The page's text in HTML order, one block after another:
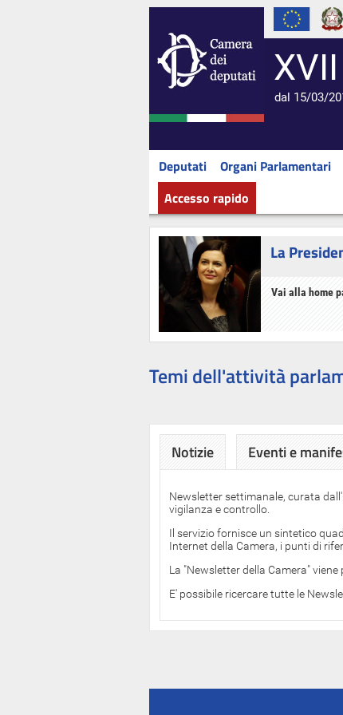
dal 15/03/
Deputati Organi Parlamentari
Accesso rapido
La
Vai alla home
Temi dell'attività
Notizie Eventi e
Newsletter settimanale, curata
vigilanza e controllo.
Il servizio fornisce un sintetico
Internet della Camera, i punti di
La "Newsletter della Camera"
E' possibile ricercare tutte le